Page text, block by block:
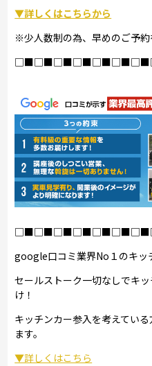
▼詳しくはこちらから
※少人数制の為、早めのご予約
google口コミ業界No１のキッ
セールストーク一切なしでキ
け！
キッチンカー参入を考えてい
ます。
▼詳しくはこちら